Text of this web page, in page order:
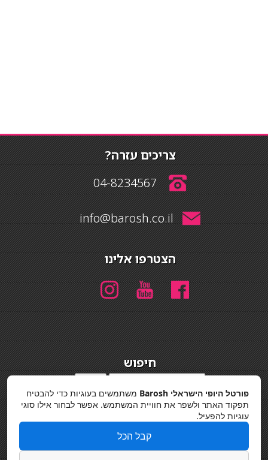
צריכים עזרה?
04-8234567
info@barosh.co.il
הצטרפו אלינו
חיפוש
מדיניות פרטיות
פורטל היופי הישראלי Barosh
משתמשים בעוגיות כדי להבטיח
תפקוד האתר ולשפר את חוויית המשתמש. אפשר לבחור אילו סוגי
עוגיות להפעיל.
קבל הכל